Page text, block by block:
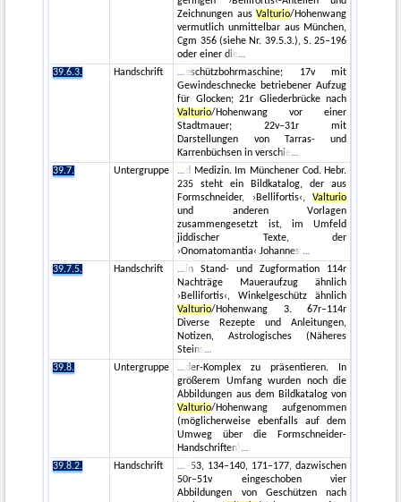
Zeichnungen ausValturio/Hohenwang
vermutlich unmittelbar aus München,
Cgm 356 (siehe Nr. 39.5.3.), S. 25–196
oder einer die
39.6.3.
Handschrift
eschützbohrmaschine; 17v mit
Gewindeschnecke betriebener Aufzug
für Glocken; 21r Gliederbrücke nach
Valturio/Hohenwang vor einer
Stadtmauer; 22v–31r mit
Darstellungen von Tarras- und
Karrenbüchsen in verschie
39.7.
Untergruppe
d Medizin. Im Münchener Cod. Hebr.
235 steht ein Bildkatalog, der aus
Formschneider, ›Bellifortis‹,Valturio
und anderen Vorlagen
zusammengesetzt ist, im Umfeld
jiddischer Texte, der
›Onomatomantia‹ Johannes
39.7.5.
Handschrift
in Stand- und Zugformation 114r
Nachträge Maueraufzug ähnlich
›Bellifortis‹, Winkelgeschütz ähnlich
Valturio/Hohenwang 3. 67r–114r
Diverse Rezepte und Anleitungen,
Notizen, Astrologisches (Näheres
Steins
39.8.
Untergruppe
der-Komplex zu präsentieren. In
größerem Umfang wurden noch die
Abbildungen aus dem Bildkatalog von
Valturio/Hohenwang aufgenommen
(möglicherweise ebenfalls auf dem
Umweg über die Formschneider-
Handschriften)
39.8.2.
Handschrift
–53, 134–140, 171–177, dazwischen
50r–51v eingeschoben vier
Abbildungen von Geschützen nach